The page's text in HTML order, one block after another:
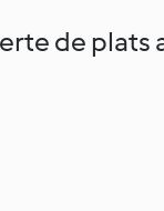
de plats